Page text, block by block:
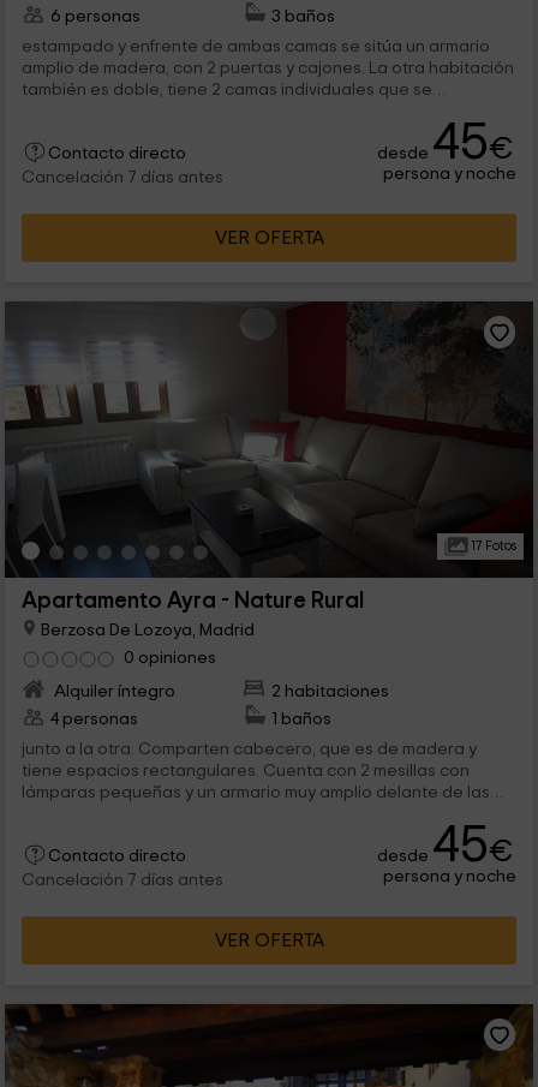
6 personas
3 baños
estampado y enfrente de ambas camas se sitúa un armario
amplio de madera, con 2 puertas y cajones. La otra habitación
también es doble, tiene 2 camas individuales que se
Contacto directo
Cancelación 7 días antes
desde 45€
persona y noche
VER OFERTA
17 Fotos
Apartamento Ayra - Nature Rural
Berzosa De Lozoya, Madrid
0 opiniones
Alquiler íntegro
2 habitaciones
4 personas
1 baños
junto a la otra. Comparten cabecero, que es de madera y
tiene espacios rectangulares. Cuenta con 2 mesillas con
lámparas pequeñas y un armario muy amplio delante de las
Contacto directo
Cancelación 7 días antes
desde 45€
persona y noche
VER OFERTA